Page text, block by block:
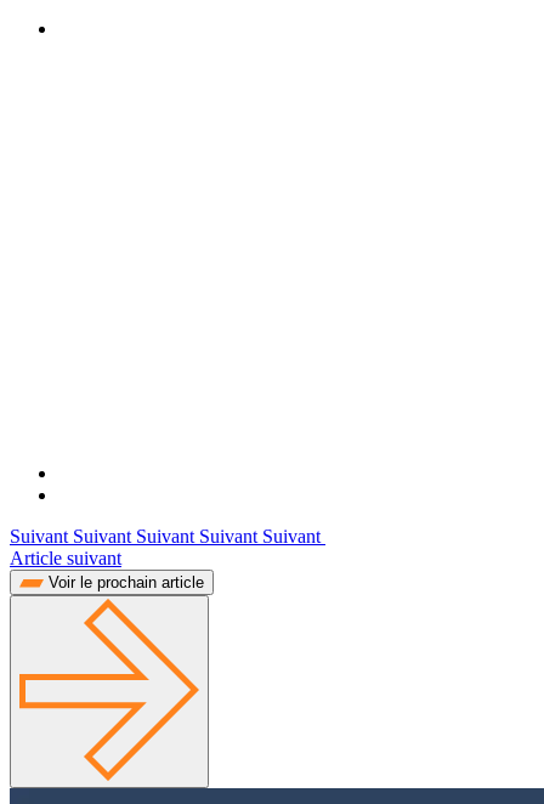
Suivant Suivant Suivant Suivant Suivant
Article suivant
Voir le prochain article